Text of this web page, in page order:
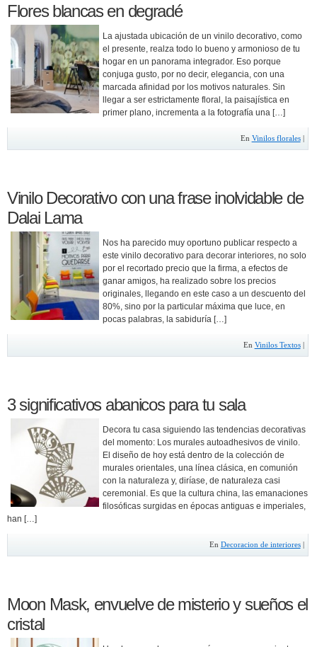
Flores blancas en degradé
La ajustada ubicación de un vinilo decorativo, como
el presente, realza todo lo bueno y armonioso de tu
hogar en un panorama integrador. Eso porque
conjuga gusto, por no decir, elegancia, con una
marcada afinidad por los motivos naturales. Sin
llegar a ser estrictamente floral, la paisajística en
primer plano, incrementa a la fotografía una […]
En Vinilos florales|
Vinilo Decorativo con una frase inolvidable de
Dalai Lama
Nos ha parecido muy oportuno publicar respecto a
este vinilo decorativo para decorar interiores, no solo
por el recortado precio que la firma, a efectos de
ganar amigos, ha realizado sobre los precios
originales, llegando en este caso a un descuento del
80%, sino por la particular máxima que luce, en
pocas palabras, la sabiduría […]
En Vinilos Textos|
3 significativos abanicos para tu sala
Decora tu casa siguiendo las tendencias decorativas
del momento: Los murales autoadhesivos de vinilo.
El diseño de hoy está dentro de la colección de
murales orientales, una línea clásica, en comunión
con la naturaleza y, diríase, de naturaleza casi
ceremonial. Es que la cultura china, las emanaciones
filosóficas surgidas en épocas antiguas e imperiales,
han […]
En Decoracion de interiores|
Moon Mask, envuelve de misterio y sueños el
cristal